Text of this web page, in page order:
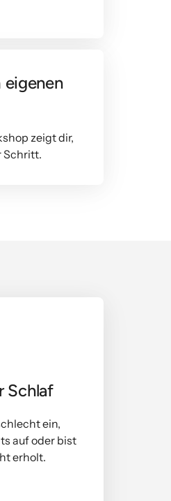
eigenen
zeigt dir,
Schritt.
Schlaf
ein,
auf oder bist
erholt.